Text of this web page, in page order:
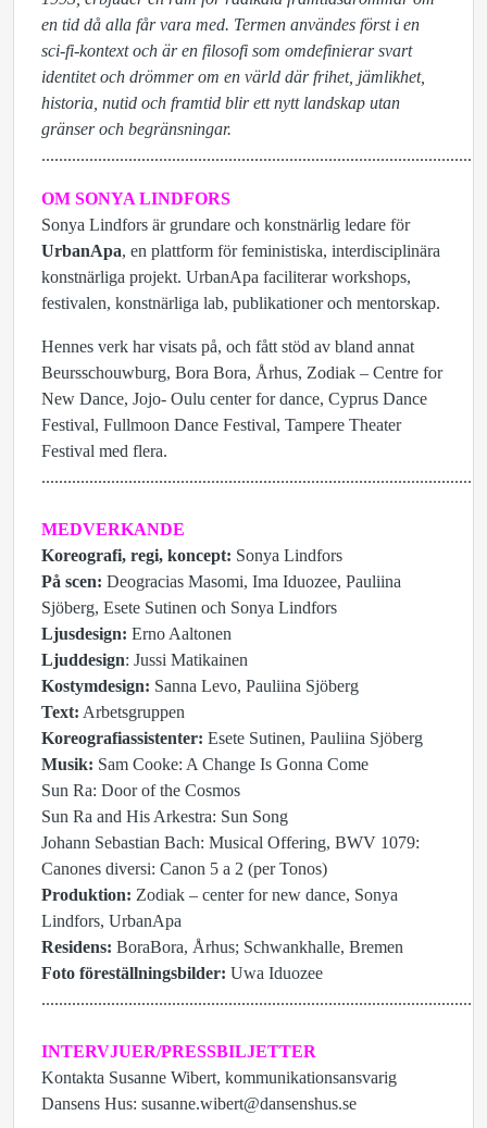
en tid då alla får vara med. Termen användes först i en
sci-fi-kontext och är en filosofi som omdefinierar svart
identitet och drömmer om en värld där frihet, jämlikhet,
historia, nutid och framtid blir ett nytt landskap utan
gränser och begränsningar.
OM SONYA LINDFORS
Sonya Lindfors är grundare och konstnärlig ledare för
UrbanApa, en plattform för feministiska, interdisciplinära
konstnärliga projekt. UrbanApa faciliterar workshops,
festivalen, konstnärliga lab, publikationer och mentorskap.
Hennes verk har visats på, och fått stöd av bland annat
Beursschouwburg, Bora Bora, Århus, Zodiak – Centre for
New Dance, Jojo- Oulu center for dance, Cyprus Dance
Festival, Fullmoon Dance Festival, Tampere Theater
Festival med flera.
MEDVERKANDE
Koreografi, regi, koncept: Sonya Lindfors
På scen: Deogracias Masomi, Ima Iduozee, Pauliina
Sjöberg, Esete Sutinen och Sonya Lindfors
Ljusdesign: Erno Aaltonen
Ljuddesign: Jussi Matikainen
Kostymdesign: Sanna Levo, Pauliina Sjöberg
Text: Arbetsgruppen
Koreografiassistenter: Esete Sutinen, Pauliina Sjöberg
Musik: Sam Cooke: A Change Is Gonna Come
Sun Ra: Door of the Cosmos
Sun Ra and His Arkestra: Sun Song
Johann Sebastian Bach: Musical Offering, BWV 1079:
Canones diversi: Canon 5 a 2 (per Tonos)
Produktion: Zodiak – center for new dance, Sonya
Lindfors, UrbanApa
Residens: BoraBora, Århus; Schwankhalle, Bremen
Foto föreställningsbilder: Uwa Iduozee
INTERVJUER/PRESSBILJETTER
Kontakta Susanne Wibert, kommunikationsansvarig
Dansens Hus: susanne.wibert@dansenshus.se